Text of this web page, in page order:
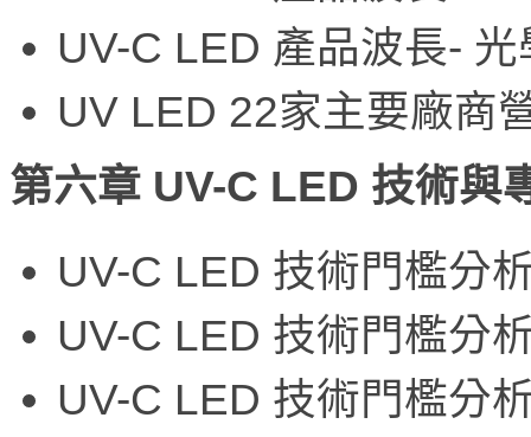
UV-C LED 產品波長-
UV LED 22家主要廠商
第六章 UV-C LED 技術與
UV-C LED 技術門檻分
UV-C LED 技術門檻分
UV-C LED 技術門檻分